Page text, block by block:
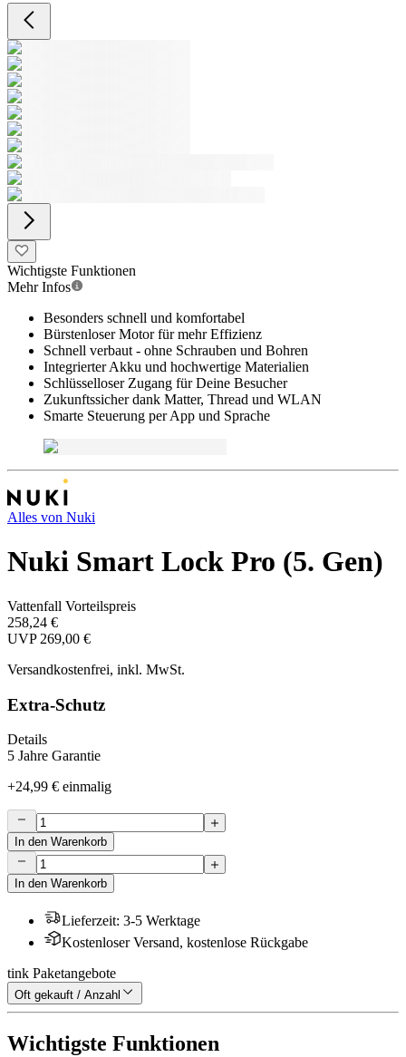
Wichtigste Funktionen
Mehr Infos
Besonders schnell und komfortabel
Bürstenloser Motor für mehr Effizienz
Schnell verbaut - ohne Schrauben und Bohren
Integrierter Akku und hochwertige Materialien
Schlüsselloser Zugang für Deine Besucher
Zukunftssicher dank Matter, Thread und WLAN
Smarte Steuerung per App und Sprache
Alles von Nuki
Nuki Smart Lock Pro (5. Gen)
Vattenfall Vorteilspreis
258,24 €
UVP 269,00 €
Versandkostenfrei, inkl. MwSt.
Extra-Schutz
Details
5 Jahre Garantie
+24,99 € einmalig
In den Warenkorb
In den Warenkorb
Lieferzeit: 3-5 Werktage
Kostenloser Versand, kostenlose Rückgabe
tink Paketangebote
Oft gekauft / Anzahl
Wichtigste Funktionen